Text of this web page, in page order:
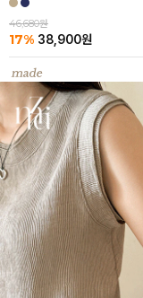
46,680원
17% 38,900원